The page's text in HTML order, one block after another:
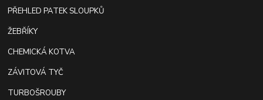
PŘEHLED PATEK SLOUPKŮ
ŽEBŘÍKY
CHEMICKÁ KOTVA
ZÁVITOVÁ TYČ
TURBOŠROUBY